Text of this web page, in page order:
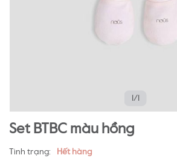
1/1
Set BTBC màu hồng
Tình trạng:
Hết hàng